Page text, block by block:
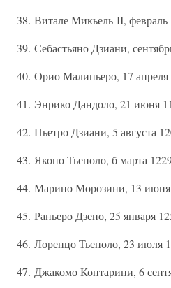
38. Витале Микьель II, февраль
39. Себастьяно Дзиани,
40. Орио Малипьеро, 17
41. Энрико Дандоло, 21 июня
42. Пьетро Дзиани, 5 августа
43. Якопо Тьеполо, б марта
44. Марино Морозини, 13 июня
45. Раньеро Дзено, 25 января
46. Лоренцо Тьеполо, 23 июля
47. Джакомо Контарини, 6